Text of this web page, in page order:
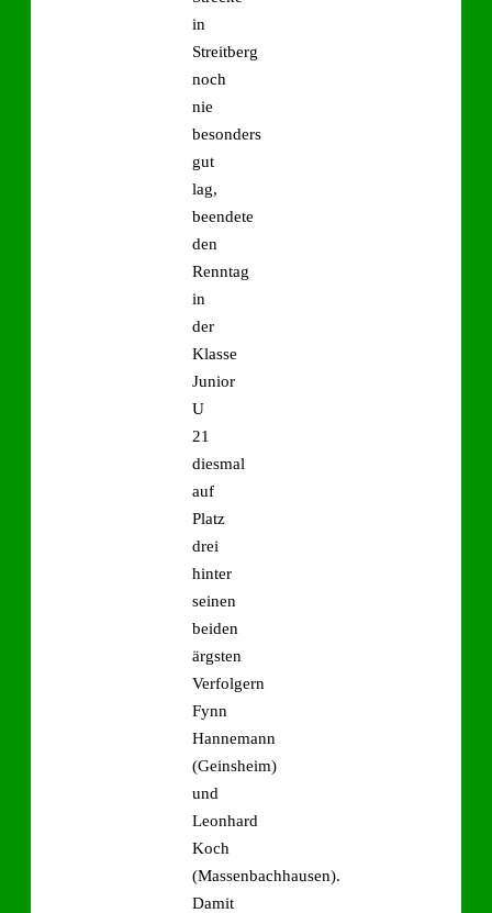
in
Streitberg
noch
nie
besonders
gut
lag,
beendete
den
Renntag
in
der
Klasse
Junior
U
21
diesmal
auf
Platz
drei
hinter
seinen
beiden
ärgsten
Verfolgern
Fynn
Hannemann
(Geinsheim)
und
Leonhard
Koch
(Massenbachhausen).
Damit